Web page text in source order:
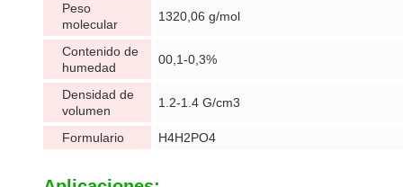
Peso
molecular
1320,06 g/mol
Contenido de
humedad
00,1-0,3%
Densidad de
volumen
1.2-1.4 G/cm3
Formulario H4H2PO4